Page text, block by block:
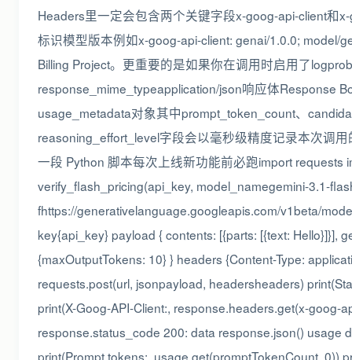
Headers里一定会包含两个关键字段x-goog-api-client和
标识模型版本例如x-goog-api-client: genai/1.0.0; model/
Billing Project。更重要的是如果你在调用时启用了
response_mime_typeapplication/json响应体Response
usage_metadata对象其中prompt_token_count、
reasoning_effort_level字段会以毫秒级精度记录本次调
一段 Python 脚本每次上线新功能前必跑import requests
verify_flash_pricing(api_key, model_namegemini-3.1-
fhttps://generativelanguage.googleapis.com/v1beta/
key{api_key} payload { contents: [{parts: [{text: Hello}]}],
{maxOutputTokens: 10} } headers {Content-Type:
requests.post(url, jsonpayload, headersheaders)
print(X-Goog-API-Client:, response.headers.get(x-goog-
response.status_code 200: data response.json() usage
print(Prompt tokens:, usage.get(promptTokenCount, 0))